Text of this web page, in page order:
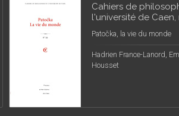
Cahiers de
l'université de Caen,
Patočka, la vie du monde
Hadrien France-Lanord,
Housset